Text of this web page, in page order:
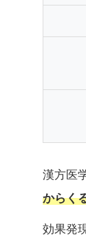
漢方医
からく
効果発